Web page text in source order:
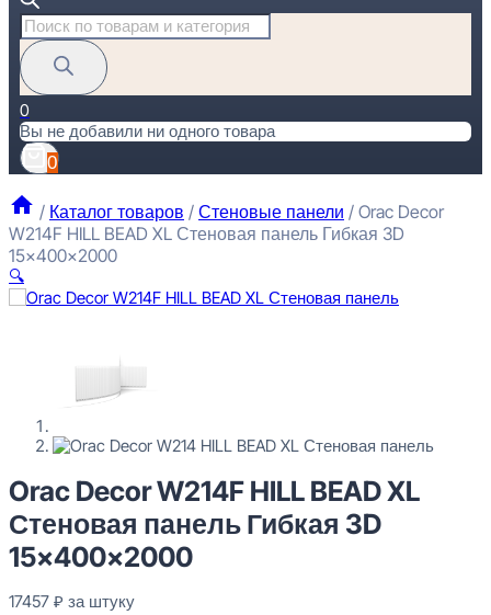
Поиск
товаров
0
Вы не добавили ни одного товара
0
/ Каталог товаров / Стеновые панели / Orac Decor
W214F HILL BEAD XL Стеновая панель Гибкая 3D
15x400x2000
🔍
Orac Decor W214F HILL BEAD XL
Стеновая панель Гибкая 3D
15x400x2000
17457 ₽ за штуку